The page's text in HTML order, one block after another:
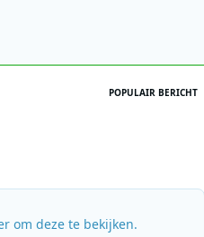
POPULAIR BERICHT
om deze te bekijken.